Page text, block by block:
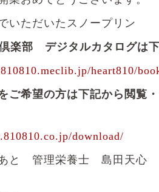
いただいたスノープリン
倶楽部 デジタルカタログは
heart810/
ご希望の方は下記から閲覧
download/
と 管理栄養士 島田天心